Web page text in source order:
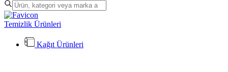
Temizlik Ürünleri
Kağıt Ürünleri